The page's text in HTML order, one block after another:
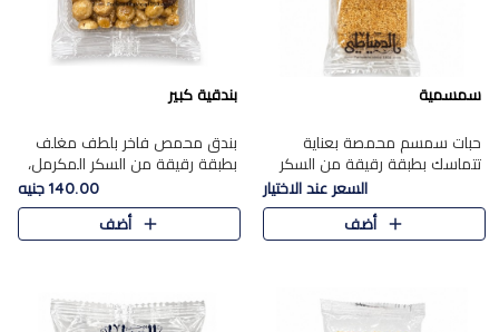
سمسمية
حبات سمسم محمصة بعناية
تتماسك بطبقة رقيقة من السكر
المكرمل، لتقدم طعم السمسم
المميز وقرمشتة التي ارتبطت ببهجة
المولد عبر الأجيال.
السعر عند الاختيار
أضف
بندقية كبير
بندق محمص فاخر بلطف مغلف
بطبقة رقيقة من السكر المكرمل،
يجمع بين النكهة الغنية ناتي
والقرمشة الراقية المرضية في
حلوى شرقية أنيقه بطابع مميز.
140.00 جنيه
أضف